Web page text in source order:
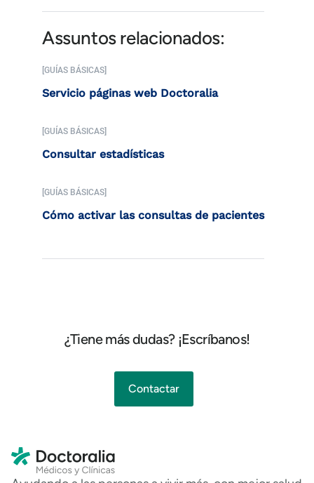
Assuntos relacionados:
[GUÍAS BÁSICAS]
Servicio páginas web Doctoralia
[GUÍAS BÁSICAS]
Consultar estadísticas
[GUÍAS BÁSICAS]
Cómo activar las consultas de pacientes
¿Tiene más dudas? ¡Escríbanos!
Contactar